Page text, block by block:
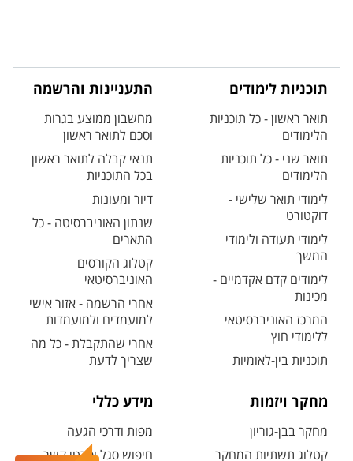
תוכניות לימודים
תואר ראשון - כל תוכניות
הלימודים
תואר שני - כל תוכניות
הלימודים
לימודי תואר שלישי -
דוקטורט
לימודי תעודה ולימודי
המשך
לימודים קדם אקדמיים -
מכינות
המרכז האוניברסיטאי
ללימודי חוץ
תוכניות בין-לאומיות
התעניינות והרשמה
מחשבון ממוצע בגרות
וסכם לתואר ראשון
תנאי קבלה לתואר ראשון
בכל התוכניות
דיור ומעונות
שנתון האוניברסיטה - כל
התארים
קטלוג הקורסים
האוניברסיטאי
אחרי הרשמה - אזור אישי
למועמדים ולמועמדות
אחרי שהתקבלת - כל מה
שצריך לדעת
מחקר ויזמות
מחקר בבן-גוריון
קטלוג תשתיות המחקר
מידע כללי
מפות ודרכי הגעה
חיפוש סגל ופרטי קשר